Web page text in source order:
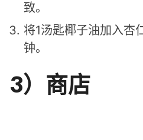
致。
将1汤匙椰子油加入杏
钟。
3）商店